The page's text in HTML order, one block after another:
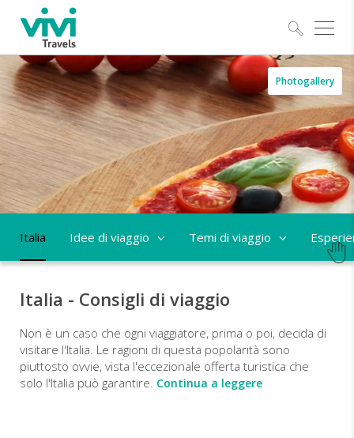
Italia
-
cosa
vedere
e
quando
andare
Photogallery
Italia Idee di viaggio Temi di viaggio
Italia - Consigli di viaggio
Non è un caso che ogni viaggiatore, prima o poi, decida di
visitare l'Italia. Le ragioni di questa popolarità sono
piuttosto ovvie, vista l'eccezionale offerta turistica che
solo l'Italia può garantire. Continua a leggere